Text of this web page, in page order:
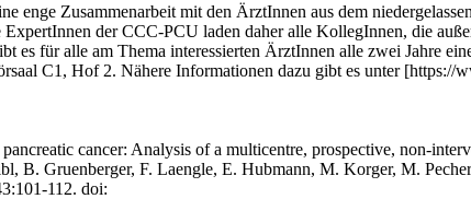
Zusammenarbeit mit den ÄrztInnen aus dem
der CCC-PCU laden daher alle KollegInnen, die
es für alle am Thema interessierten ÄrztInnen alle zwei Jahre
C1, Hof 2. Nähere Informationen dazu gibt es unter [https://
cancer: Analysis of a multicentre, prospective, non-
B. Gruenberger, F. Laengle, E. Hubmann, M. Korger, M.
112. doi: